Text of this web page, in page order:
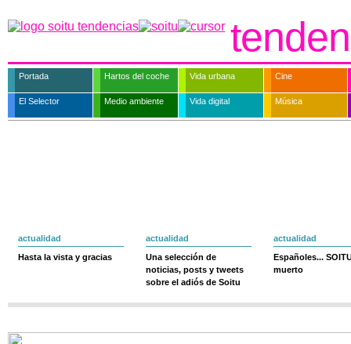
Portada Hartos del coche Vida urbana Cine
El Selector Medio ambiente Vida digital Música
actualidad
Hasta la vista y gracias
actualidad
Una selección de
noticias, posts y tweets
sobre el adiós de Soitu
actualidad
Españoles...
muerto